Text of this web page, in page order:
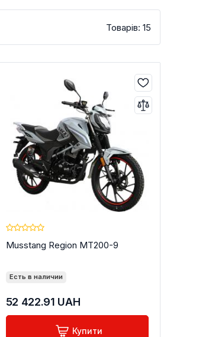
Товарів: 15
Musstang Region MT200-9
Есть в наличии
52 422.91 UAH
Купити